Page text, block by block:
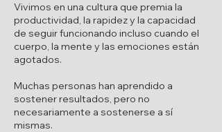
Vivimos en una cultura que premia la
productividad, la rapidez y la capacidad
de seguir funcionando incluso cuando el
cuerpo, la mente y las emociones están
agotados.
Muchas personas han aprendido a
sostener resultados, pero no
necesariamente a sostenerse a sí
mismas.